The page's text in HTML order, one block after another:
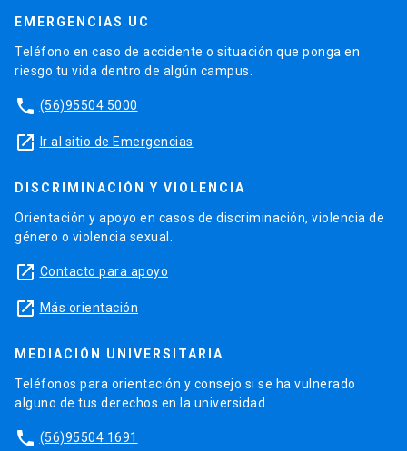
EMERGENCIAS UC
Teléfono en caso de accidente o situación que ponga en
riesgo tu vida dentro de algún campus.
phone (56)95504 5000
launch Ir al sitio de Emergencias
DISCRIMINACIÓN Y VIOLENCIA
Orientación y apoyo en casos de discriminación, violencia de
género o violencia sexual.
launch Contacto para apoyo
launch Más orientación
MEDIACIÓN UNIVERSITARIA
Teléfonos para orientación y consejo si se ha vulnerado
alguno de tus derechos en la universidad.
phone (56)95504 1691